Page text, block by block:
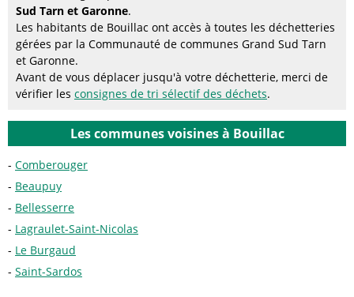
Sud Tarn et Garonne.
Les habitants de Bouillac ont accès à toutes les déchetteries
gérées par la Communauté de communes Grand Sud Tarn
et Garonne.
Avant de vous déplacer jusqu'à votre déchetterie, merci de
vérifier les consignes de tri sélectif des déchets.
Les communes voisines à Bouillac
Comberouger
Beaupuy
Bellesserre
Lagraulet-Saint-Nicolas
Le Burgaud
Saint-Sardos